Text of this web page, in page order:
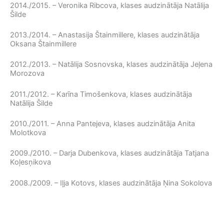
2014./2015. – Veronika Ribcova, klases audzinātāja Natālija
Šilde
2013./2014. – Anastasija Štainmillere, klases audzinātāja
Oksana Štainmillere
2012./2013. – Natālija Sosnovska, klases audzinātāja Jeļena
Morozova
2011./2012. – Karīna Timošenkova, klases audzinātāja
Natālija Šilde
2010./2011. – Anna Pantejeva, klases audzinātāja Anita
Molotkova
2009./2010. – Darja Dubenkova, klases audzinātāja Tatjana
Koļesņikova
2008./2009. – Iļja Kotovs, klases audzinātāja Ņina Sokolova